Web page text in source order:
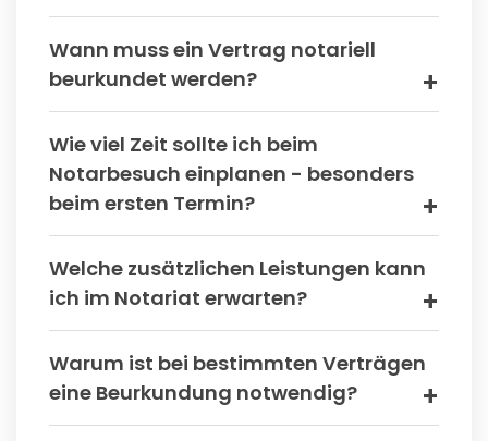
Wann muss ein Vertrag notariell
beurkundet werden?
Wie viel Zeit sollte ich beim
Notarbesuch einplanen - besonders
beim ersten Termin?
Welche zusätzlichen Leistungen kann
ich im Notariat erwarten?
Warum ist bei bestimmten Verträgen
eine Beurkundung notwendig?